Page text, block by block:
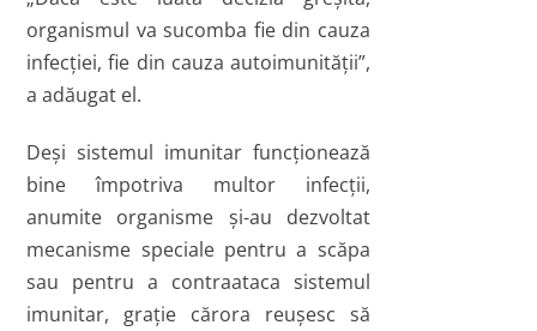
organismul va sucomba fie din cauza
infecţiei, fie din cauza autoimunităţii”,
a adăugat el.
Deşi sistemul imunitar funcţionează
bine împotriva multor infecţii,
anumite organisme şi-au dezvoltat
mecanisme speciale pentru a scăpa
sau pentru a contraataca sistemul
imunitar, graţie cărora reuşesc să